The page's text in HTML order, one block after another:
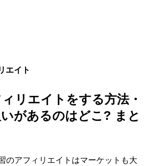
エイト
リエイトをする方法・
があるのはどこ? まと
のアフィリエイトはマーケットも大